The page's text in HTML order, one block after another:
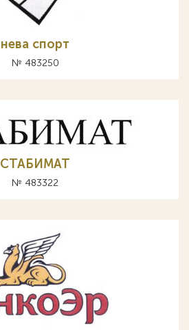
нева спорт
№ 483250
СТАБИМАТ
№ 483322